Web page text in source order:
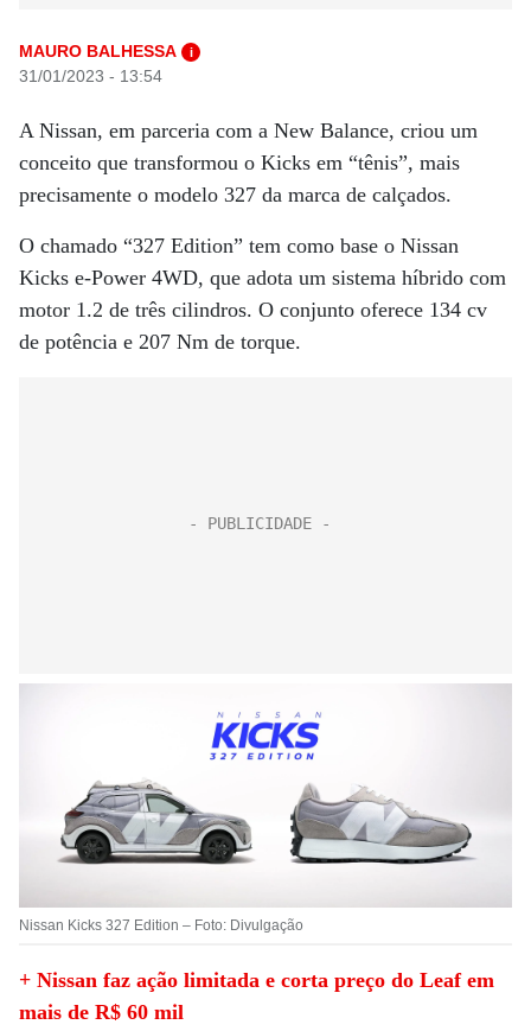
MAURO BALHESSA i
31/01/2023 - 13:54
A Nissan, em parceria com a New Balance, criou um
conceito que transformou o Kicks em “tênis”, mais
precisamente o modelo 327 da marca de calçados.
O chamado “327 Edition” tem como base o Nissan
Kicks e-Power 4WD, que adota um sistema híbrido com
motor 1.2 de três cilindros. O conjunto oferece 134 cv
de potência e 207 Nm de torque.
Nissan Kicks 327 Edition – Foto: Divulgação
+ Nissan faz ação limitada e corta preço do Leaf em
mais de R$ 60 mil